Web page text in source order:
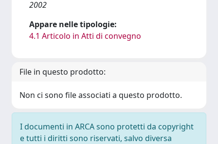
2002
Appare nelle tipologie:
4.1 Articolo in Atti di convegno
File in questo prodotto:
Non ci sono file associati a questo prodotto.
I documenti in ARCA sono protetti da copyright
e tutti i diritti sono riservati, salvo diversa